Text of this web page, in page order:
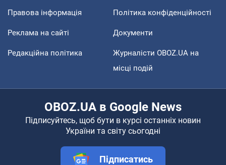
Правова інформація Політика конфіденційності
Реклама на сайті Документи
Редакційна політика
Журналісти OBOZ.UA на
місці подій
OBOZ.UA в Google News
Підписуйтесь, щоб бути в курсі останніх новин
України та світу сьогодні
Підписатись